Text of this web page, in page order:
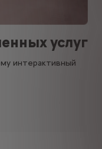
услуг
интерактивный